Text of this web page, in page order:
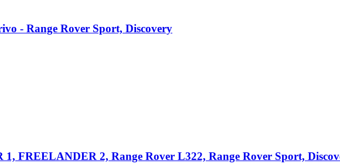
- Range Rover Sport, Discovery
FREELANDER 2, Range Rover L322, Range Rover Sport,